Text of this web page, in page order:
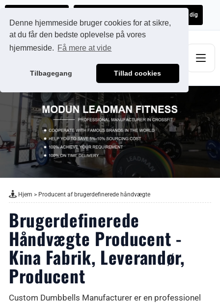
Denne hjemmeside bruger cookies for at sikre,
at du får den bedste oplevelse på vores
hjemmeside. Få mere at vide
Tilbagegang Tillad cookies
Få et uforpligtende tilbud skræddersyet til dig
Hjem > Producent af brugerdefinerede håndvægte
Brugerdefinerede
Håndvægte Producent -
Kina Fabrik, Leverandør,
Producent
Custom Dumbbells Manufacturer er en professionel